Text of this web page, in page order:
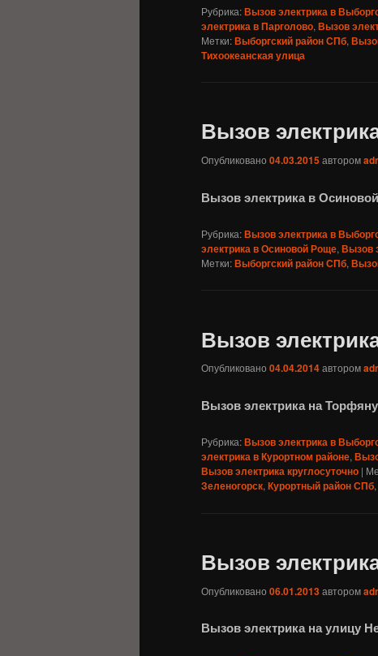
Рубрика:Вызов электрика в
электрика в Парголово, Вызов
Метки:Выборгский район СПб,
Тихоокеанская улица
Вызов
Опубликовано 04.03.2015автором
Вызов электрика в
Рубрика:Вызов электрика в
электрика в Осиновой Роще, Вызов
Метки:Выборгский район СПб,
Вызов
Опубликовано 04.04.2014автором
Вызов электрика на
Рубрика:Вызов электрика в
электрика в Курортном районе,
Вызов электрика круглосуточно |
Зеленогорск, Курортный район СПб,
Вызов
Опубликовано 06.01.2013автором
Вызов электрика на улицу